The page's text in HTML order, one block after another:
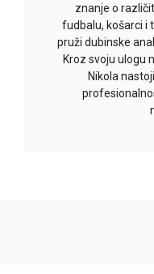
znanje o
fudbalu, košarci i
pruži dubinske
Kroz svoju ulogu
Nikola